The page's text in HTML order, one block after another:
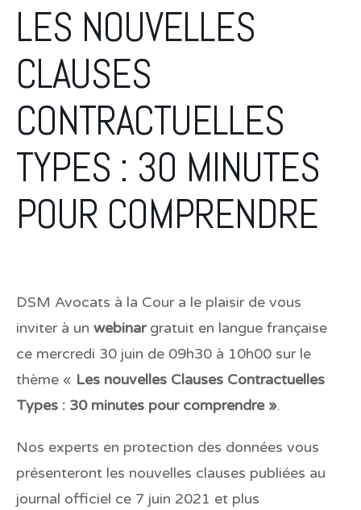
LES NOUVELLES
CLAUSES
CONTRACTUELLES
TYPES : 30 MINUTES
POUR COMPRENDRE
DSM Avocats à la Cour a le plaisir de vous
inviter à un webinargratuit en langue française
ce mercredi 30 juin de 09h30 à 10h00 sur le
thème « Les nouvelles Clauses Contractuelles
Types : 30 minutes pour comprendre ».
Nos experts en protection des données vous
présenteront les nouvelles clauses publiées au
journal officiel ce 7 juin 2021 et plus